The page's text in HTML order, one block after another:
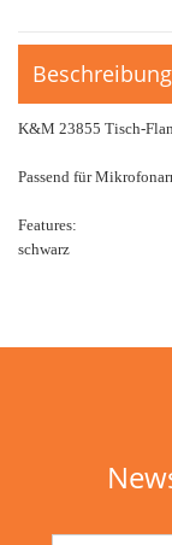
Beschreibung
K&M 23855 Tisch-
Passend für
Features:
schwarz